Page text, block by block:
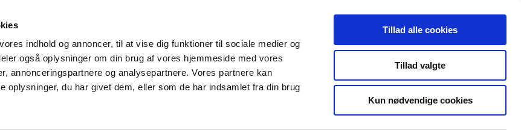
indhold og annoncer, til at vise dig funktioner til sociale medier og
også oplysninger om din brug af vores hjemmeside med vores
annonceringspartnere og analysepartnere. Vores partnere kan
oplysninger, du har givet dem, eller som de har indsamlet fra din brug
Tillad alle cookies
Tillad valgte
Kun nødvendige cookies
Nyheder Om os Kontakt Udgivelser
Tilskud og
Apoteker og salg af
Medicinsk
Særlige
produktområder